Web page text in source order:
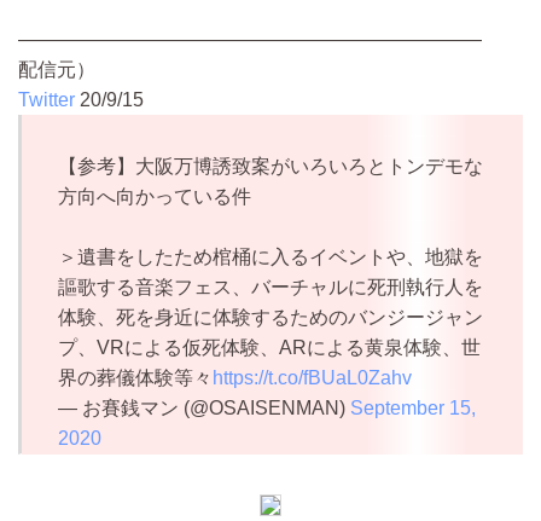
————————————————————————
配信元）
Twitter 20/9/15
【参考】大阪万博誘致案がいろいろとトンデモな
方向へ向かっている件
＞遺書をしたため棺桶に入るイベントや、地獄を
謳歌する音楽フェス、バーチャルに死刑執行人を
体験、死を身近に体験するためのバンジージャン
プ、VRによる仮死体験、ARによる黄泉体験、世
界の葬儀体験等々 https://t.co/fBUaL0Zahv
— お賽銭マン (@OSAISENMAN) September 15,
2020